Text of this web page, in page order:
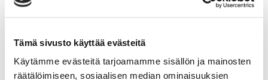
Tämä sivusto käyttää evästeitä
Käytämme evästeitä tarjoamamme sisällön ja mainosten
räätälöimiseen, sosiaalisen median ominaisuuksien
Kasettitikkaat
Kaide- ja kuomuhelat
Muut tarvikkeet